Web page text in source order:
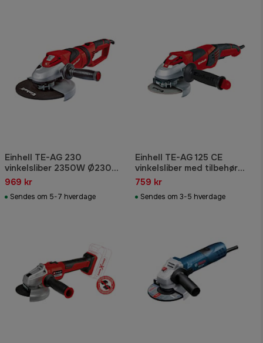
Einhell TE-AG 230
vinkelsliber 2350W Ø230
mm
969 kr
Sendes om 5-7 hverdage
Einhell TE-AG 125 CE
vinkelsliber med tilbehør
1100W Ø125 mm
759 kr
Sendes om 3-5 hverdage